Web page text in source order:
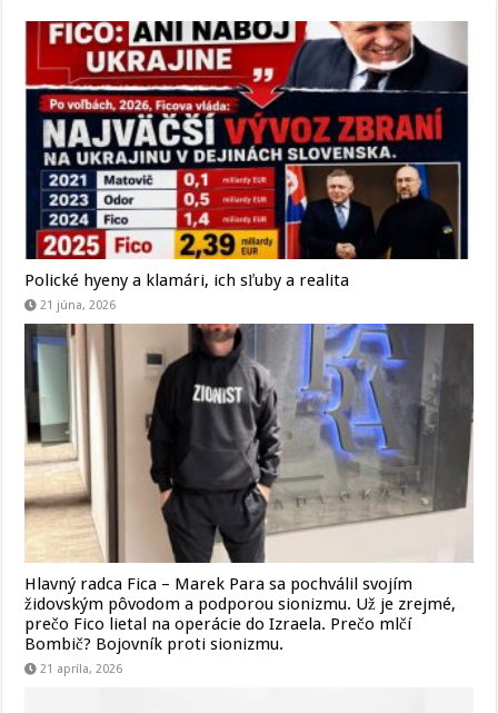
Polické hyeny a klamári, ich sľuby a realita
21 júna, 2026
Hlavný radca Fica – Marek Para sa pochválil svojím
židovským pôvodom a podporou sionizmu. Už je zrejmé,
prečo Fico lietal na operácie do Izraela. Prečo mlčí
Bombič? Bojovník proti sionizmu.
21 apríla, 2026